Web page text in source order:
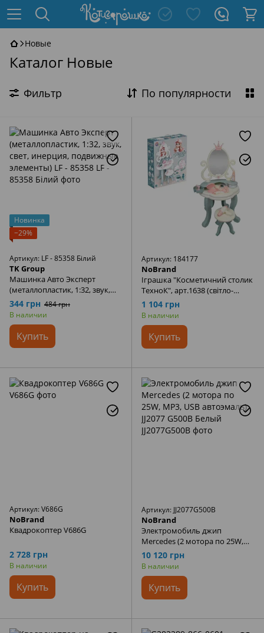
Новые
Каталог Новые
Фильтр По популярности
Новинка
−29%
Артикул: LF - 85358 Білий
TK Group
Машинка Авто Эксперт
(металлопластик, 1:32, звук,
свет, инерция, подвижные
элементы) LF - 85358
344 грн 484 грн
В наличии
Купить
Артикул: 184177
NoBrand
Іграшка "Косметичний столик
ТехноК", арт.1638 (світло-
ментоловий)
1 104 грн
В наличии
Купить
Артикул: V686G
NoBrand
Квадрокоптер V686G
2 728 грн
В наличии
Купить
Артикул: JJ2077G500B
NoBrand
Электромобиль джип
Mercedes (2 мотора по 25W,
MP3, USB автоэмаль) JJ2077
G500B Белый
10 120 грн
В наличии
Купить